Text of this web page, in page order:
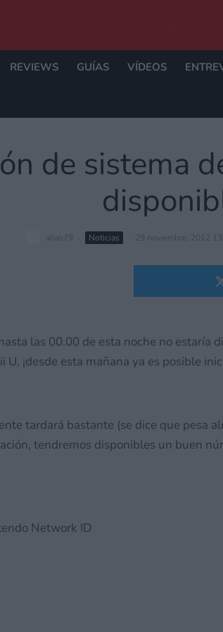
REVIEWS GUÍAS VÍDEOS
de sistema
alias79 Noticias 29 noviembre, 2012
las 00.00 de esta noche no estaría
¡desde esta mañana ya es posible
tardará bastante (se dice que pesa
tendremos disponibles un buen
Network ID